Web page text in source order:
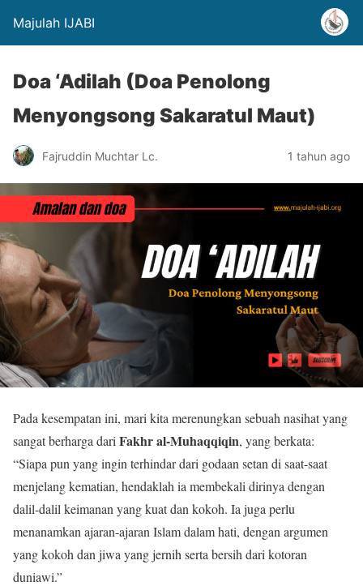
Majulah IJABI
Doa ‘Adilah (Doa Penolong
Menyongsong Sakaratul Maut)
Fajruddin Muchtar Lc. 1 tahun ago
Pada kesempatan ini, mari kita merenungkan sebuah nasihat yang
sangat berharga dari Fakhr al-Muhaqqiqin, yang berkata:
“Siapa pun yang ingin terhindar dari godaan setan di saat-saat
menjelang kematian, hendaklah ia membekali dirinya dengan
dalil-dalil keimanan yang kuat dan kokoh. Ia juga perlu
menanamkan ajaran-ajaran Islam dalam hati, dengan argumen
yang kokoh dan jiwa yang jernih serta bersih dari kotoran
duniawi.”